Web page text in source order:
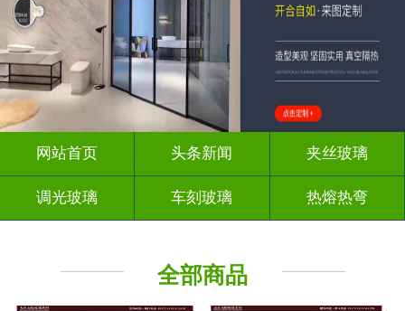
网站首页 头条新闻 夹丝玻璃
调光玻璃 车刻玻璃 热熔热弯
全部商品